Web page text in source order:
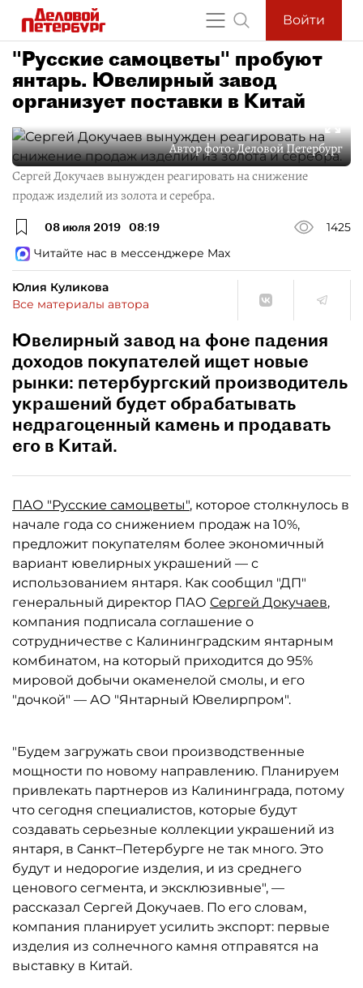
Войти
"Русские самоцветы" пробуют
янтарь. Ювелирный завод
организует поставки в Китай
Автор фото:Деловой Петербург
Сергей Докучаев вынужден реагировать на снижение
продаж изделий из золота и серебра.
08 июля 2019 08:19
1425
Читайте нас в мессенджере Max
Юлия Куликова
Все материалы автора
Ювелирный завод на фоне падения
доходов покупателей ищет новые
рынки: петербургский производитель
украшений будет обрабатывать
недрагоценный камень и продавать
его в Китай.
ПАО "Русские самоцветы", которое столкнулось в
начале года со снижением продаж на 10%,
предложит покупателям более экономичный
вариант ювелирных украшений — с
использованием янтаря. Как сообщил "ДП"
генеральный директор ПАО Сергей Докучаев,
компания подписала соглашение о
сотрудничестве с Калининградским янтарным
комбинатом, на который приходится до 95%
мировой добычи окаменелой смолы, и его
"дочкой" — АО "Янтарный Ювелирпром".
"Будем загружать свои производственные
мощности по новому направлению. Планируем
привлекать партнеров из Калининграда, потому
что сегодня специалистов, которые будут
создавать серьезные коллекции украшений из
янтаря, в Санкт–Петербурге не так много. Это
будут и недорогие изделия, и из среднего
ценового сегмента, и эксклюзивные", —
рассказал Сергей Докучаев. По его словам,
компания планирует усилить экспорт: первые
изделия из солнечного камня отправятся на
выставку в Китай.